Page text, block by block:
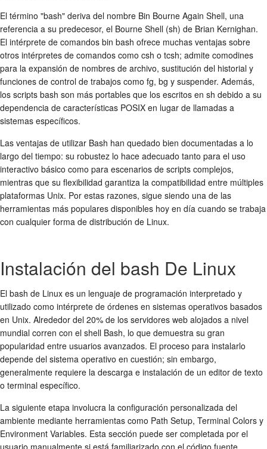
El término "bash" deriva del nombre Bin Bourne Again Shell, una
referencia a su predecesor, el Bourne Shell (sh) de Brian Kernighan.
El intérprete de comandos bin bash ofrece muchas ventajas sobre
otros intérpretes de comandos como csh o tcsh; admite comodines
para la expansión de nombres de archivo, sustitución del historial y
funciones de control de trabajos como fg, bg y suspender. Además,
los scripts bash son más portables que los escritos en sh debido a su
dependencia de características POSIX en lugar de llamadas a
sistemas específicos.
Las ventajas de utilizar Bash han quedado bien documentadas a lo
largo del tiempo: su robustez lo hace adecuado tanto para el uso
interactivo básico como para escenarios de scripts complejos,
mientras que su flexibilidad garantiza la compatibilidad entre múltiples
plataformas Unix. Por estas razones, sigue siendo una de las
herramientas más populares disponibles hoy en día cuando se trabaja
con cualquier forma de distribución de Linux.
Instalación del bash De Linux
El bash de Linux es un lenguaje de programación interpretado y
utilizado como intérprete de órdenes en sistemas operativos basados
en Unix. Alrededor del 20% de los servidores web alojados a nivel
mundial corren con el shell Bash, lo que demuestra su gran
popularidad entre usuarios avanzados. El proceso para instalarlo
depende del sistema operativo en cuestión; sin embargo,
generalmente requiere la descarga e instalación de un editor de texto
o terminal específico.
La siguiente etapa involucra la configuración personalizada del
ambiente mediante herramientas como Path Setup, Terminal Colors y
Environment Variables. Esta sección puede ser completada por el
usuario manualmente si está familiarizado con el código fuente